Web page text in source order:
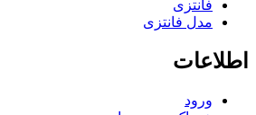
فانتزی
مدل فانتزی
اطلاعات
ورود